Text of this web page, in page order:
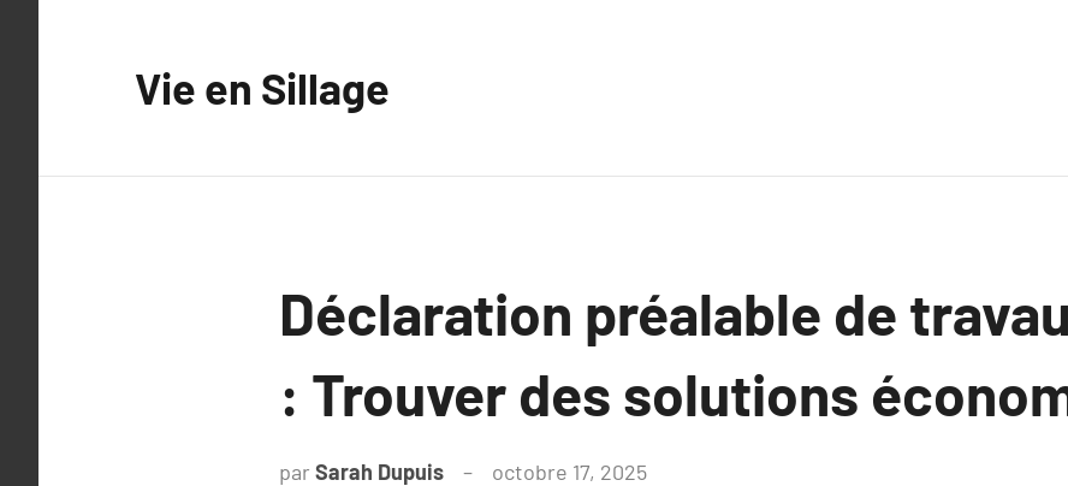
Vie en Sillage
Déclaration préalable de
: Trouver des solutions
par Sarah Dupuis octobre 17, 2025